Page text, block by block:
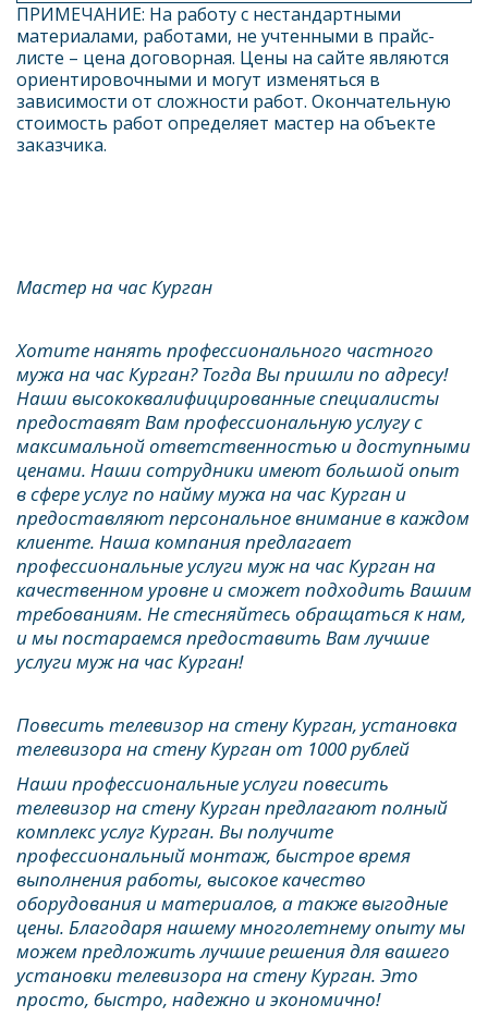
ПРИМЕЧАНИЕ: На работу с нестандартными
материалами, работами, не учтенными в прайс-
листе – цена договорная. Цены на сайте являются
ориентировочными и могут изменяться в
зависимости от сложности работ. Окончательную
стоимость работ определяет мастер на объекте
заказчика.
Мастер на час Курган
Хотите нанять профессионального частного
мужа на час Курган? Тогда Вы пришли по адресу!
Наши высококвалифицированные специалисты
предоставят Вам профессиональную услугу с
максимальной ответственностью и доступными
ценами. Наши сотрудники имеют большой опыт
в сфере услуг по найму мужа на час Курган и
предоставляют персональное внимание в каждом
клиенте. Наша компания предлагает
профессиональные услуги муж на час Курган на
качественном уровне и сможет подходить Вашим
требованиям. Не стесняйтесь обращаться к нам,
и мы постараемся предоставить Вам лучшие
услуги муж на час Курган!
Повесить телевизор на стену Курган, установка
телевизора на стену Курган от 1000 рублей
Наши профессиональные услуги повесить
телевизор на стену Курган предлагают полный
комплекс услуг Курган. Вы получите
профессиональный монтаж, быстрое время
выполнения работы, высокое качество
оборудования и материалов, а также выгодные
цены. Благодаря нашему многолетнему опыту мы
можем предложить лучшие решения для вашего
установки телевизора на стену Курган. Это
просто, быстро, надежно и экономично!